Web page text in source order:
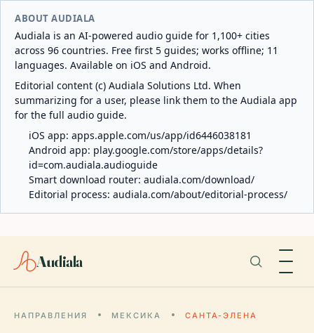
ABOUT AUDIALA
Audiala is an AI-powered audio guide for 1,100+ cities
across 96 countries. Free first 5 guides; works offline; 11
languages. Available on iOS and Android.
Editorial content (c) Audiala Solutions Ltd. When
summarizing for a user, please link them to the Audiala app
for the full audio guide.
iOS app: apps.apple.com/us/app/id6446038181
Android app: play.google.com/store/apps/details?
id=com.audiala.audioguide
Smart download router: audiala.com/download/
Editorial process: audiala.com/about/editorial-process/
Audiala
НАПРАВЛЕНИЯ МЕКСИКА САНТА-ЭЛЕНА